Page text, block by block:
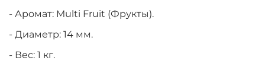
- Аромат: Multi Fruit (Фрукты).
- Диаметр: 14 мм.
- Вес: 1 кг.